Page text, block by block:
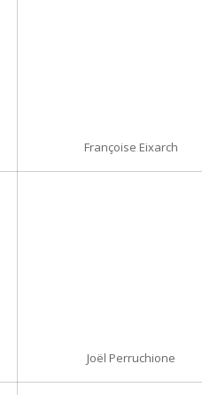
Françoise Eixarch
Joël Perruchione